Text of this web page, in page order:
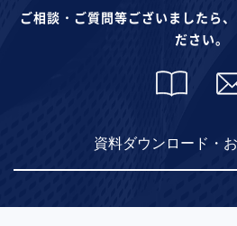
ご相談・ご質問等ございましたら
ださい。
資料ダウンロード・